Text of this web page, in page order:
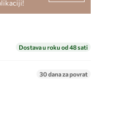
Dostava u roku od 48 sati
30 dana za povrat